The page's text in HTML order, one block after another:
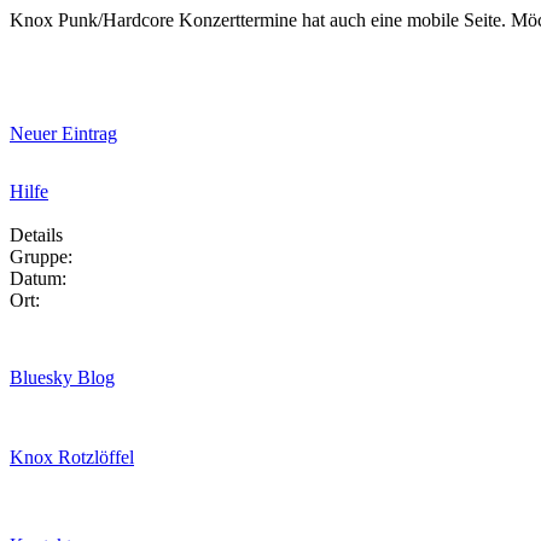
Knox Punk/Hardcore Konzerttermine hat auch eine mobile Seite.
Neuer Eintrag
Hilfe
Details
Gruppe:
Datum:
Ort:
Bluesky Blog
Knox Rotzlöffel